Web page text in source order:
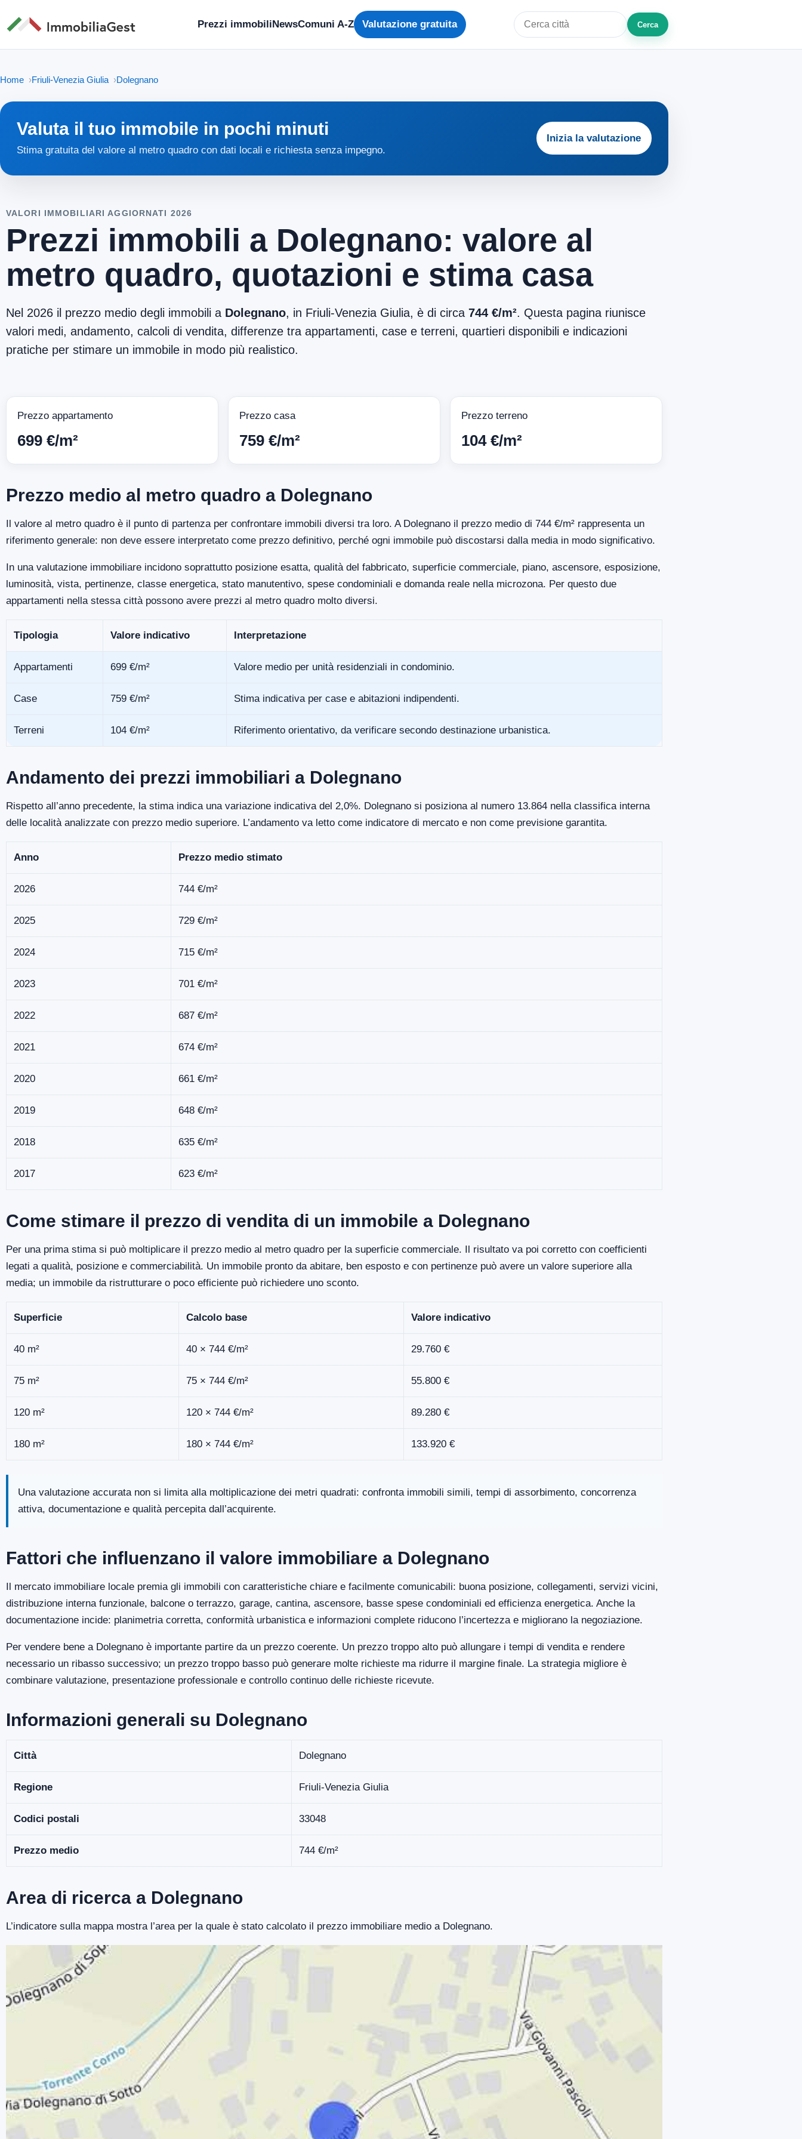
Prezzi immobiliNewsComuni A-Z Valutazione gratuita
Cerca città o zona
Cerca
Home Friuli-Venezia Giulia Dolegnano
Valuta il tuo immobile in pochi minuti
Stima gratuita del valore al metro quadro con dati locali e richiesta senza impegno.
Inizia la valutazione
VALORI IMMOBILIARI AGGIORNATI 2026
Prezzi immobili a Dolegnano: valore al
metro quadro, quotazioni e stima casa
Nel 2026 il prezzo medio degli immobili a Dolegnano, in Friuli-Venezia Giulia, è di circa 744 €/m². Questa pagina riunisce
valori medi, andamento, calcoli di vendita, differenze tra appartamenti, case e terreni, quartieri disponibili e indicazioni
pratiche per stimare un immobile in modo più realistico.
Prezzo appartamento
699 €/m²
Prezzo casa
759 €/m²
Prezzo terreno
104 €/m²
Prezzo medio al metro quadro a Dolegnano
Il valore al metro quadro è il punto di partenza per confrontare immobili diversi tra loro. A Dolegnano il prezzo medio di 744 €/m² rappresenta un
riferimento generale: non deve essere interpretato come prezzo definitivo, perché ogni immobile può discostarsi dalla media in modo significativo.
In una valutazione immobiliare incidono soprattutto posizione esatta, qualità del fabbricato, superficie commerciale, piano, ascensore, esposizione,
luminosità, vista, pertinenze, classe energetica, stato manutentivo, spese condominiali e domanda reale nella microzona. Per questo due
appartamenti nella stessa città possono avere prezzi al metro quadro molto diversi.
Tipologia Valore indicativo Interpretazione
Appartamenti 699 €/m² Valore medio per unità residenziali in condominio.
Case 759 €/m² Stima indicativa per case e abitazioni indipendenti.
Terreni 104 €/m² Riferimento orientativo, da verificare secondo destinazione urbanistica.
Andamento dei prezzi immobiliari a Dolegnano
Rispetto all’anno precedente, la stima indica una variazione indicativa del 2,0%. Dolegnano si posiziona al numero 13.864 nella classifica interna
delle località analizzate con prezzo medio superiore. L’andamento va letto come indicatore di mercato e non come previsione garantita.
Anno Prezzo medio stimato
2026 744 €/m²
2025 729 €/m²
2024 715 €/m²
2023 701 €/m²
2022 687 €/m²
2021 674 €/m²
2020 661 €/m²
2019 648 €/m²
2018 635 €/m²
2017 623 €/m²
Come stimare il prezzo di vendita di un immobile a Dolegnano
Per una prima stima si può moltiplicare il prezzo medio al metro quadro per la superficie commerciale. Il risultato va poi corretto con coefficienti
legati a qualità, posizione e commerciabilità. Un immobile pronto da abitare, ben esposto e con pertinenze può avere un valore superiore alla
media; un immobile da ristrutturare o poco efficiente può richiedere uno sconto.
Superficie Calcolo base Valore indicativo
40 m² 40 × 744 €/m² 29.760 €
75 m² 75 × 744 €/m² 55.800 €
120 m² 120 × 744 €/m² 89.280 €
180 m² 180 × 744 €/m² 133.920 €
Una valutazione accurata non si limita alla moltiplicazione dei metri quadrati: confronta immobili simili, tempi di assorbimento, concorrenza
attiva, documentazione e qualità percepita dall’acquirente.
Fattori che influenzano il valore immobiliare a Dolegnano
Il mercato immobiliare locale premia gli immobili con caratteristiche chiare e facilmente comunicabili: buona posizione, collegamenti, servizi vicini,
distribuzione interna funzionale, balcone o terrazzo, garage, cantina, ascensore, basse spese condominiali ed efficienza energetica. Anche la
documentazione incide: planimetria corretta, conformità urbanistica e informazioni complete riducono l’incertezza e migliorano la negoziazione.
Per vendere bene a Dolegnano è importante partire da un prezzo coerente. Un prezzo troppo alto può allungare i tempi di vendita e rendere
necessario un ribasso successivo; un prezzo troppo basso può generare molte richieste ma ridurre il margine finale. La strategia migliore è
combinare valutazione, presentazione professionale e controllo continuo delle richieste ricevute.
Informazioni generali su Dolegnano
Città Dolegnano
Regione Friuli-Venezia Giulia
Codici postali 33048
Prezzo medio 744 €/m²
Area di ricerca a Dolegnano
L’indicatore sulla mappa mostra l’area per la quale è stato calcolato il prezzo immobiliare medio a Dolegnano.